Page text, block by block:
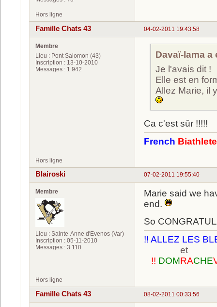
Hors ligne
04-02-2011 19:43:58
Famille Chats 43
Membre
Lieu : Pont Salomon (43)
Inscription : 13-10-2010
Messages : 1 942
Davaï-lama a
Je l'avais dit !
Elle est en
Allez Marie, il
Ca c'est sûr !!!!!
French
Hors ligne
07-02-2011 19:55:40
Blairoski
Membre
Lieu : Sainte-Anne d'Evenos (Var)
Inscription : 05-11-2010
Messages : 3 110
Marie said we
end.
So
!! ALLEZ LES
et
!! DOMRACHE
Hors ligne
08-02-2011 00:33:56
Famille Chats 43